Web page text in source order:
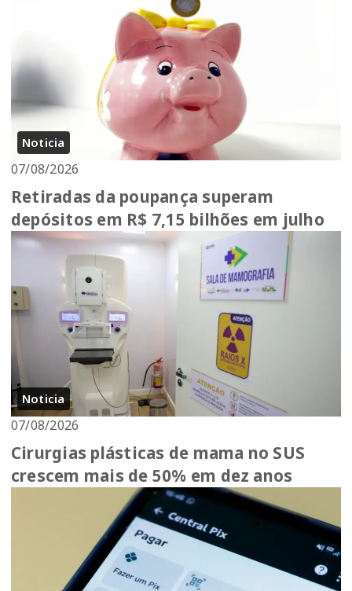
Noticia
07/08/2026
Retiradas da poupança superam
depósitos em R$ 7,15 bilhões em julho
Noticia
07/08/2026
Cirurgias plásticas de mama no SUS
crescem mais de 50% em dez anos